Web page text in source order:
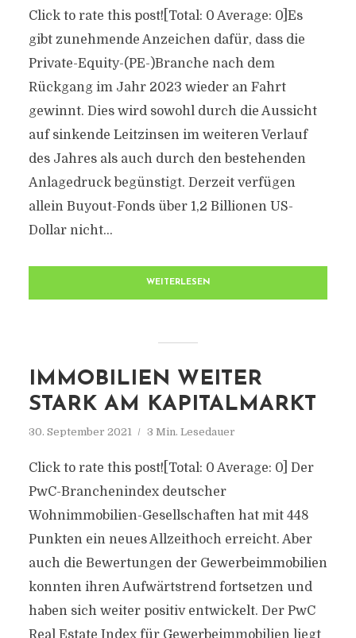
Click to rate this post![Total: 0 Average: 0]Es
gibt zunehmende Anzeichen dafür, dass die
Private-Equity-(PE-)Branche nach dem
Rückgang im Jahr 2023 wieder an Fahrt
gewinnt. Dies wird sowohl durch die Aussicht
auf sinkende Leitzinsen im weiteren Verlauf
des Jahres als auch durch den bestehenden
Anlagedruck begünstigt. Derzeit verfügen
allein Buyout-Fonds über 1,2 Billionen US-
Dollar nicht...
WEITERLESEN
IMMOBILIEN WEITER
STARK AM KAPITALMARKT
30. September 2021 3 Min. Lesedauer
Click to rate this post![Total: 0 Average: 0] Der
PwC-Branchenindex deutscher
Wohnimmobilien-Gesellschaften hat mit 448
Punkten ein neues Allzeithoch erreicht. Aber
auch die Bewertungen der Gewerbeimmobilien
konnten ihren Aufwärtstrend fortsetzen und
haben sich weiter positiv entwickelt. Der PwC
Real Estate Index für Gewerbeimmobilien liegt